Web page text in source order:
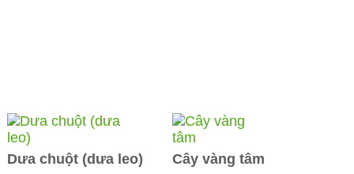
Dưa chuột (dưa leo) Cây vàng tâm